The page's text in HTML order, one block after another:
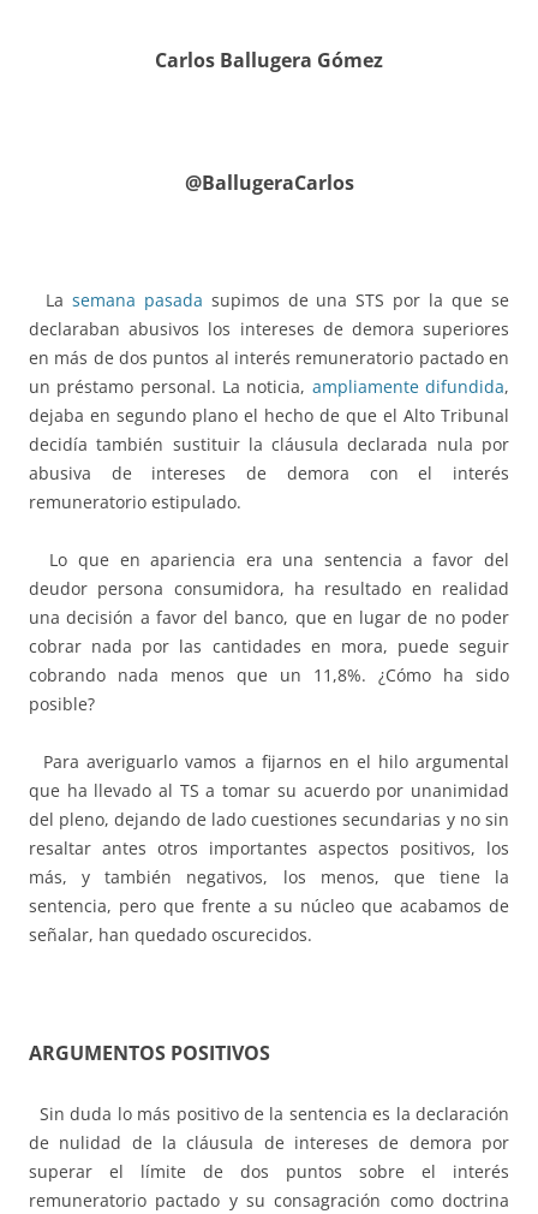
Carlos Ballugera Gómez
@BallugeraCarlos
La semana pasada supimos de una STS por la que se
declaraban abusivos los intereses de demora superiores
en más de dos puntos al interés remuneratorio pactado en
un préstamo personal. La noticia, ampliamente difundida,
dejaba en segundo plano el hecho de que el Alto Tribunal
decidía también sustituir la cláusula declarada nula por
abusiva de intereses de demora con el interés
remuneratorio estipulado.
Lo que en apariencia era una sentencia a favor del
deudor persona consumidora, ha resultado en realidad
una decisión a favor del banco, que en lugar de no poder
cobrar nada por las cantidades en mora, puede seguir
cobrando nada menos que un 11,8%. ¿Cómo ha sido
posible?
Para averiguarlo vamos a fijarnos en el hilo argumental
que ha llevado al TS a tomar su acuerdo por unanimidad
del pleno, dejando de lado cuestiones secundarias y no sin
resaltar antes otros importantes aspectos positivos, los
más, y también negativos, los menos, que tiene la
sentencia, pero que frente a su núcleo que acabamos de
señalar, han quedado oscurecidos.
ARGUMENTOS POSITIVOS
Sin duda lo más positivo de la sentencia es la declaración
de nulidad de la cláusula de intereses de demora por
superar el límite de dos puntos sobre el interés
remuneratorio pactado y su consagración como doctrina